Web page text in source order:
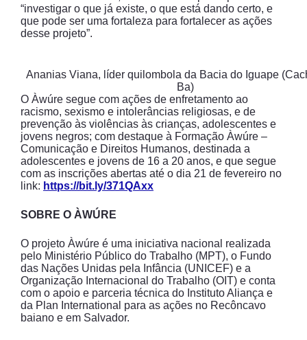
“investigar o que já existe, o que está dando certo, e
que pode ser uma fortaleza para fortalecer as ações
desse projeto”.
Ananias Viana, líder quilombola da Bacia do Iguape
Ba)
O Àwúre segue com ações de enfretamento ao
racismo, sexismo e intolerâncias religiosas, e de
prevenção às violências às crianças, adolescentes e
jovens negros; com destaque à Formação Àwúre –
Comunicação e Direitos Humanos, destinada a
adolescentes e jovens de 16 a 20 anos, e que segue
com as inscrições abertas até o dia 21 de fevereiro no
link: https://bit.ly/371QAxx
SOBRE O ÀWÚRE
O projeto Àwúre é uma iniciativa nacional realizada
pelo Ministério Público do Trabalho (MPT), o Fundo
das Nações Unidas pela Infância (UNICEF) e a
Organização Internacional do Trabalho (OIT) e conta
com o apoio e parceria técnica do Instituto Aliança e
da Plan International para as ações no Recôncavo
baiano e em Salvador.